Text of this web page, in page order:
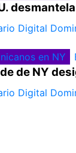
Digital
en NY
de NY
Digital